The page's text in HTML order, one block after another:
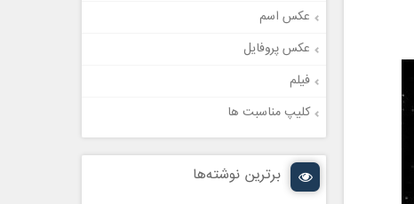
عکس اسم
عکس پروفایل
فیلم
کلیپ مناسبت ها
برترین نوشته‌ها